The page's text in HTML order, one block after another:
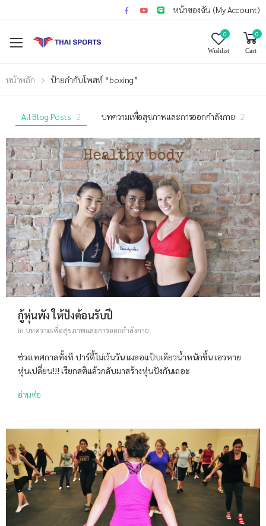
หน้าของฉัน (My Account)
0
Wishlist
0
Cart
หน้าหลัก ป้ายกำกับโพสท์ “boxing”
All Blog Posts 2 บทความเพื่อสุขภาพและการออกกำลังกาย 2
กู้หุ่นพัง ให้ปังต้อนรับปี
in บทความเพื่อสุขภาพและการออกกำลังกาย
ช่วงเทศกาลทั้งที ปาร์ตี้ไม่เว้นวัน เผลอแป้บเดียวน้ำหนักขึ้น เอวหาย
หุ่นเปลี่ยน!!! เรียกสติแล้วกลับมาสร้างหุ่นปังกันเถอะ
อ่านต่อ